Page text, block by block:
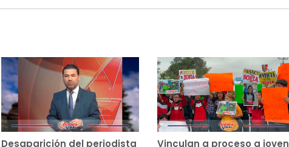
Desaparición del periodista
Vinculan a proceso a joven